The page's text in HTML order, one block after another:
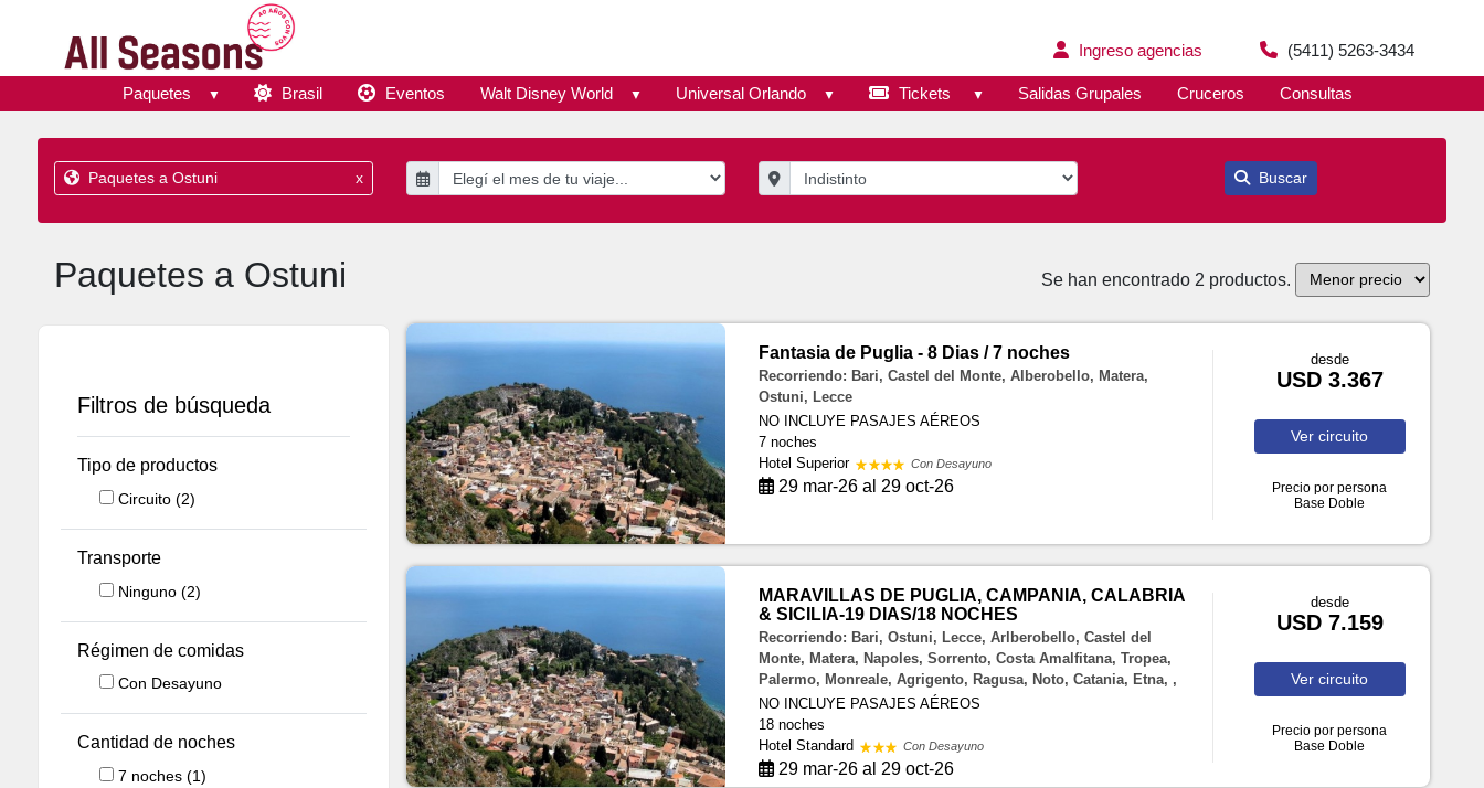
Ingreso agencias (5411) 5263-3434
Paquetes Brasil Eventos Walt Disney World Universal Orlando Tickets Salidas Grupales Cruceros Consultas
Paquetes a Ostuni x Buscar
Paquetes a Ostuni Se han encontrado 2 productos.
Filtros de búsqueda
Tipo de productos
Circuito (2)
Transporte
Ninguno (2)
Régimen de comidas
Con Desayuno
Cantidad de noches
7 noches (1)
Fantasia de Puglia - 8 Dias / 7 noches
Recorriendo: Bari, Castel del Monte, Alberobello, Matera,
Ostuni, Lecce
NO INCLUYE PASAJES AÉREOS
7 noches
Hotel Superior
Con Desayuno
29 mar-26 al 29 oct-26
desde
USD 3.367
Vercircuito
Precio por persona
Base Doble
MARAVILLAS DE PUGLIA, CAMPANIA, CALABRIA
& SICILIA-19 DIAS/18 NOCHES
Recorriendo: Bari, Ostuni, Lecce, Arlberobello, Castel del
Monte, Matera, Napoles, Sorrento, Costa Amalfitana, Tropea,
Palermo, Monreale, Agrigento, Ragusa, Noto, Catania, Etna, ,
NO INCLUYE PASAJES AÉREOS
18 noches
Hotel Standard
Con Desayuno
29 mar-26 al 29 oct-26
desde
USD 7.159
Vercircuito
Precio por persona
Base Doble